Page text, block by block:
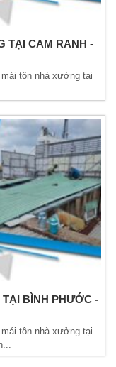
TẠI CAM RANH -
tôn nhà xưởng tại
BÌNH PHƯỚC -
tôn nhà xưởng tại